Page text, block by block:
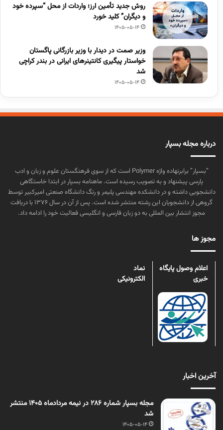
روش جدید تأمین ارز؛ واردات از محل “سپرده خود
و دیگران” کلید خورد
1405-05-14
وزیر صمت در دیدار با وزیر بازرگانی پاگستان
خواستار پیگیری کانتینرهای ایرانی در بندر کراچی
شد
1405-05-14
درباره مجله بسپار
“بسپار” برابرنهاده واژه Polymer است که از سوی فرهنگستان علوم و زبان و ادب
پارسی پیشنهاد و به تصویب رسیده است. ماهنامه بسپار در ابتدا خاستگاهی
دانشجویی داشته و در دانشکده مهندسی پلیمر و رنگ دانشگاه صنعتی امیرکبیر توسط
گروهی از دانشجویان این رشته منتشر شده است. پس از آن در سال ۱۳۷۶ با دریافت
مجوز انتشار بین المللی به دو زبان فارسی و انگلیسی فعالیت خود را ادامه داد.
مجوز ها
اعلام وصول پایگاه
خبری
نماد
الکترونیکی
آخرین اخبار
مجله بسپار شماره 286 در نیمه مردادماه 1405 منتشر
شد
1405-05-14